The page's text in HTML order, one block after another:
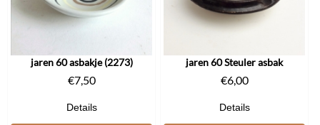
jaren 60 asbakje (2273)
€7,50
Details
jaren 60 Steuler asbak
€6,00
Details